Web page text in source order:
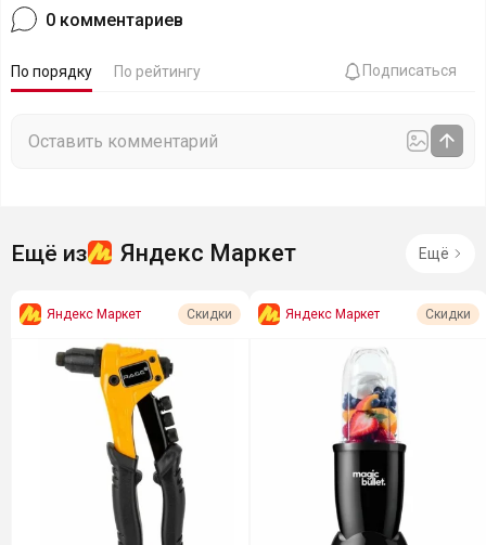
0 комментариев
По порядку По рейтингу Подписаться
Ещё из Яндекс Маркет Ещё
Яндекс Маркет Скидки Яндекс Маркет Скидки